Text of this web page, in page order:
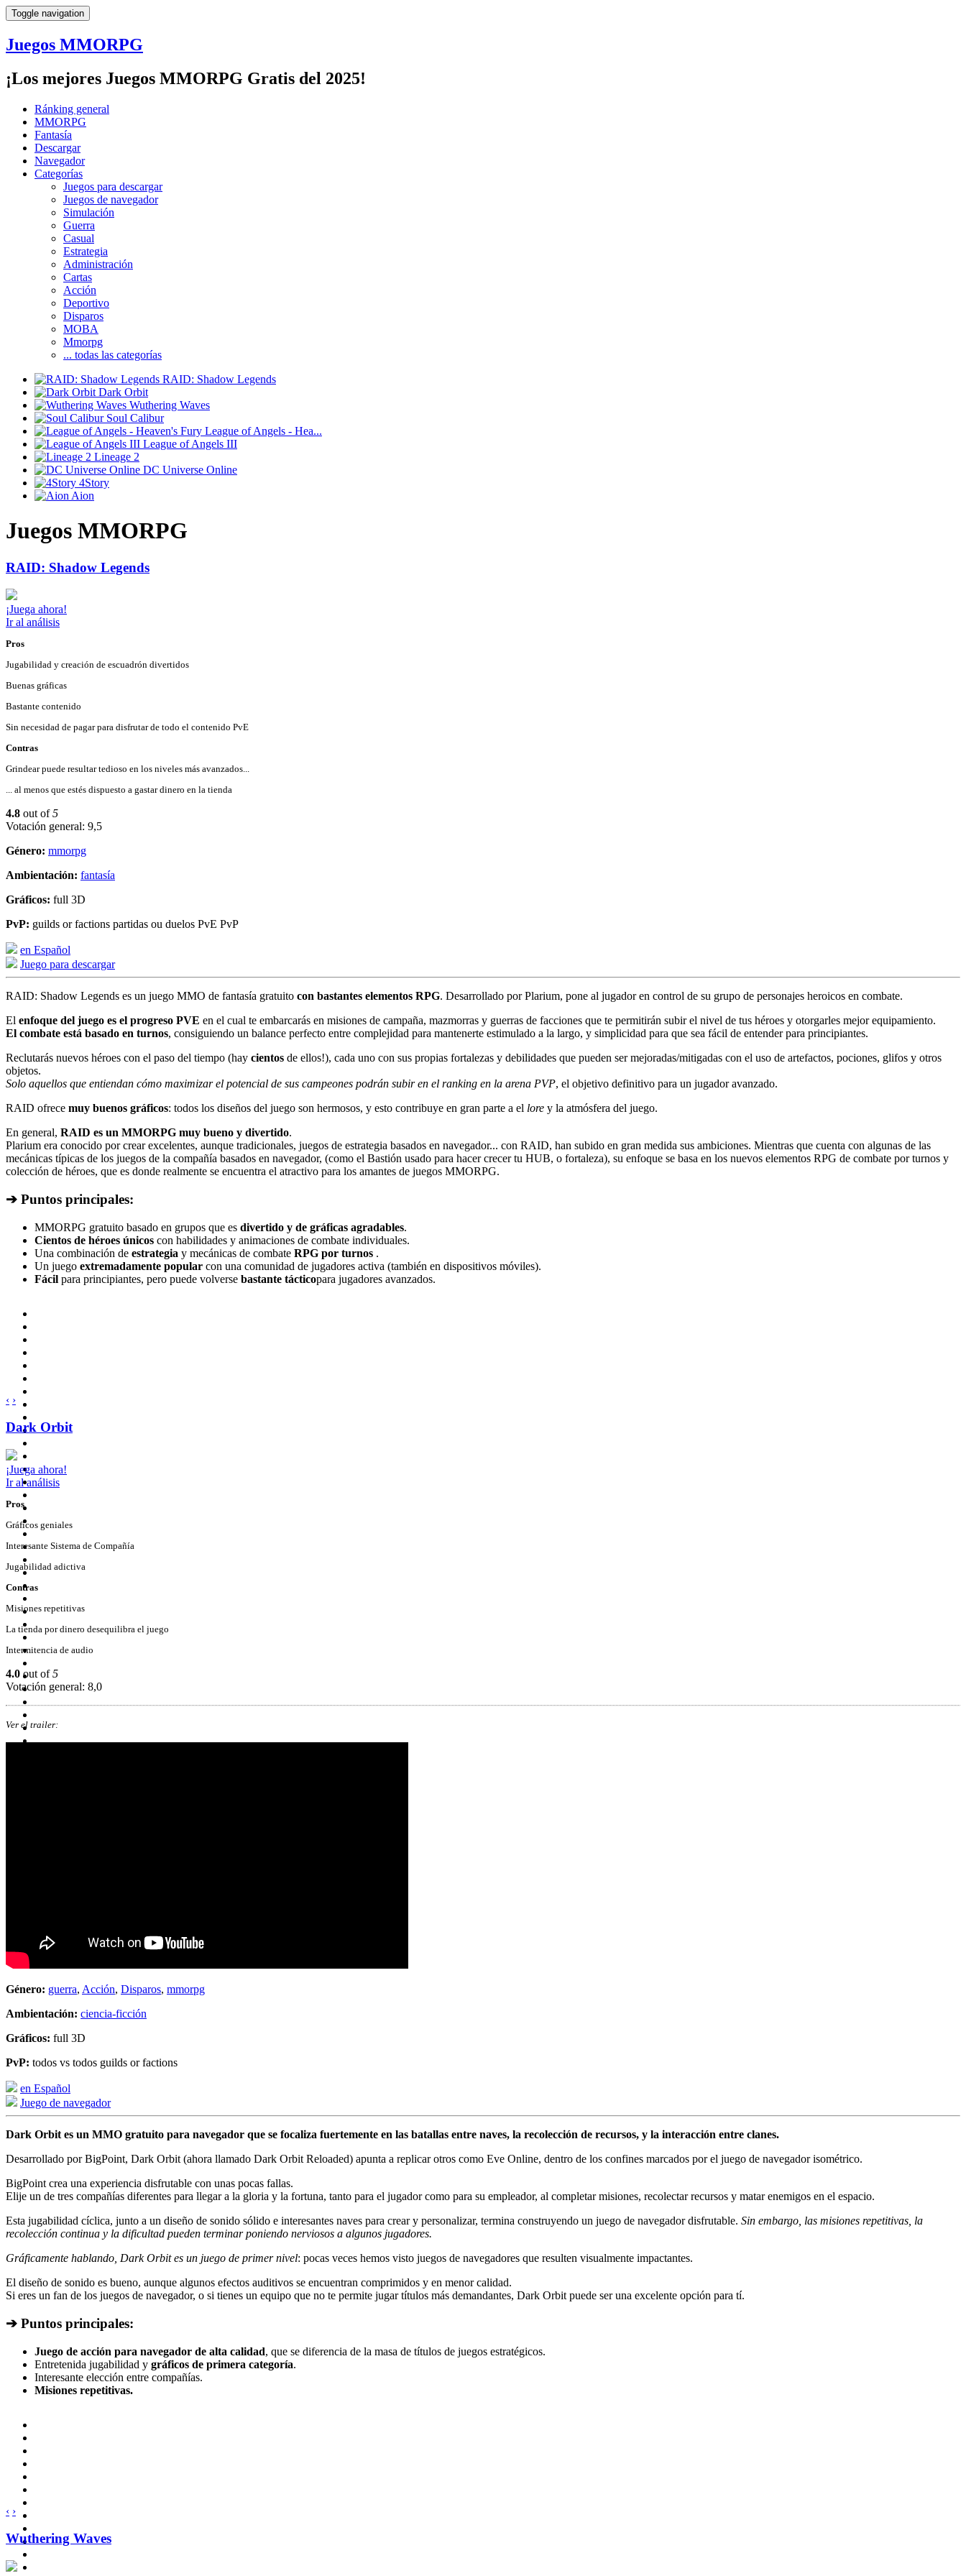
Toggle navigation
Juegos MMORPG
¡Los mejores Juegos MMORPG Gratis del 2025!
Ránking general
MMORPG
Fantasía
Descargar
Navegador
Categorías
Juegos para descargar
Juegos de navegador
Simulación
Guerra
Casual
Estrategia
Administración
Cartas
Acción
Deportivo
Disparos
MOBA
Mmorpg
... todas las categorías
RAID: Shadow Legends
Dark Orbit
Wuthering Waves
Soul Calibur
League of Angels - Hea...
League of Angels III
Lineage 2
DC Universe Online
4Story
Aion
Juegos MMORPG
RAID: Shadow Legends
¡Juega ahora!
Ir al análisis
Pros
Jugabilidad y creación de escuadrón divertidos
Buenas gráficas
Bastante contenido
Sin necesidad de pagar para disfrutar de todo el contenido PvE
Contras
Grindear puede resultar tedioso en los niveles más avanzados...
... al menos que estés dispuesto a gastar dinero en la tienda
4.8 out of5
Votación general: 9,5
Género: mmorpg
Ambientación: fantasía
Gráficos: full 3D
PvP: guilds or factions partidas ou duelos PvE PvP
en Español
Juego para descargar
RAID: Shadow Legends es un juego MMO de fantasía gratuito con bastantes elementos RPG. Desarrollado por Plarium, pone al jugador en control de su grupo de personajes heroicos en combate.
El enfoque del juego es el progreso PVE en el cual te embarcarás en misiones de campaña, mazmorras y guerras de facciones que te permitirán subir el nivel de tus héroes y otorgarles mejor equipamiento.
El combate está basado en turnos, consiguiendo un balance perfecto entre complejidad para mantenerte estimulado a la largo, y simplicidad para que sea fácil de entender para principiantes.
Reclutarás nuevos héroes con el paso del tiempo (hay cientos de ellos!), cada uno con sus propias fortalezas y debilidades que pueden ser mejoradas/mitigadas con el uso de artefactos, pociones, glifos y otros
objetos.
Solo aquellos que entiendan cómo maximizar el potencial de sus campeones podrán subir en el ranking en la arena PVP, el objetivo definitivo para un jugador avanzado.
RAID ofrece muy buenos gráficos: todos los diseños del juego son hermosos, y esto contribuye en gran parte a el lore y la atmósfera del juego.
En general, RAID es un MMORPG muy bueno y divertido.
Plarium era conocido por crear excelentes, aunque tradicionales, juegos de estrategia basados en navegador... con RAID, han subido en gran medida sus ambiciones. Mientras que cuenta con algunas de las
mecánicas típicas de los juegos de la compañía basados en navegador, (como el Bastión usado para hacer crecer tu HUB, o fortaleza), su enfoque se basa en los nuevos elementos RPG de combate por turnos y
colección de héroes, que es donde realmente se encuentra el atractivo para los amantes de juegos MMORPG.
➔ Puntos principales:
MMORPG gratuito basado en grupos que es divertido y de gráficas agradables.
Cientos de héroes únicos con habilidades y animaciones de combate individuales.
Una combinación de estrategia y mecánicas de combate RPG por turnos .
Un juego extremadamente popular con una comunidad de jugadores activa (también en dispositivos móviles).
Fácil para principiantes, pero puede volverse bastante tácticopara jugadores avanzados.
‹ ›
Dark Orbit
¡Juega ahora!
Ir al análisis
Pros
Gráficos geniales
Interesante Sistema de Compañía
Jugabilidad adictiva
Contras
Misiones repetitivas
La tienda por dinero desequilibra el juego
Intermitencia de audio
4.0 out of5
Votación general: 8,0
Ver el trailer:
Género: guerra, Acción, Disparos, mmorpg
Ambientación: ciencia-ficción
Gráficos: full 3D
PvP: todos vs todos guilds or factions
en Español
Juego de navegador
Dark Orbit es un MMO gratuito para navegador que se focaliza fuertemente en las batallas entre naves, la recolección de recursos, y la interacción entre clanes.
Desarrollado por BigPoint, Dark Orbit (ahora llamado Dark Orbit Reloaded) apunta a replicar otros como Eve Online, dentro de los confines marcados por el juego de navegador isométrico.
BigPoint crea una experiencia disfrutable con unas pocas fallas.
Elije un de tres compañías diferentes para llegar a la gloria y la fortuna, tanto para el jugador como para su empleador, al completar misiones, recolectar recursos y matar enemigos en el espacio.
Esta jugabilidad cíclica, junto a un diseño de sonido sólido e interesantes naves para crear y personalizar, termina construyendo un juego de navegador disfrutable. Sin embargo, las misiones repetitivas, la
recolección continua y la dificultad pueden terminar poniendo nerviosos a algunos jugadores.
Gráficamente hablando, Dark Orbit es un juego de primer nivel: pocas veces hemos visto juegos de navegadores que resulten visualmente impactantes.
El diseño de sonido es bueno, aunque algunos efectos auditivos se encuentran comprimidos y en menor calidad.
Si eres un fan de los juegos de navegador, o si tienes un equipo que no te permite jugar títulos más demandantes, Dark Orbit puede ser una excelente opción para tí.
➔ Puntos principales:
Juego de acción para navegador de alta calidad, que se diferencia de la masa de títulos de juegos estratégicos.
Entretenida jugabilidad y gráficos de primera categoría.
Interesante elección entre compañías.
Misiones repetitivas.
‹ ›
Wuthering Waves